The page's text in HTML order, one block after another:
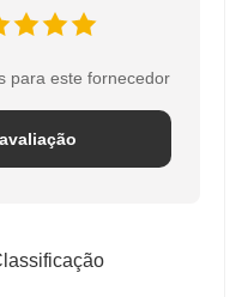
para este fornecedor